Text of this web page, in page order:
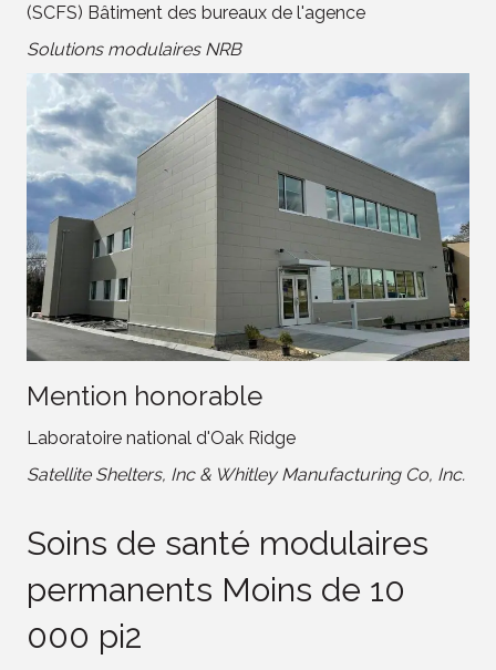
(SCFS) Bâtiment des bureaux de l'agence
Solutions modulaires NRB
Mention honorable
Laboratoire national d'Oak Ridge
Satellite Shelters, Inc & Whitley Manufacturing Co, Inc.
Soins de santé modulaires
permanents Moins de 10
000 pi2